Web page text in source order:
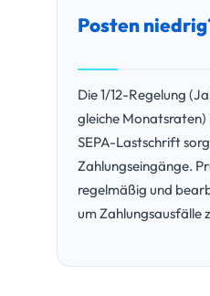
Posten
Die 1/12-Regelung
gleiche
SEPA-Lastschrift
Zahlungseingänge.
regelmäßig und
um Zahlungsausfälle